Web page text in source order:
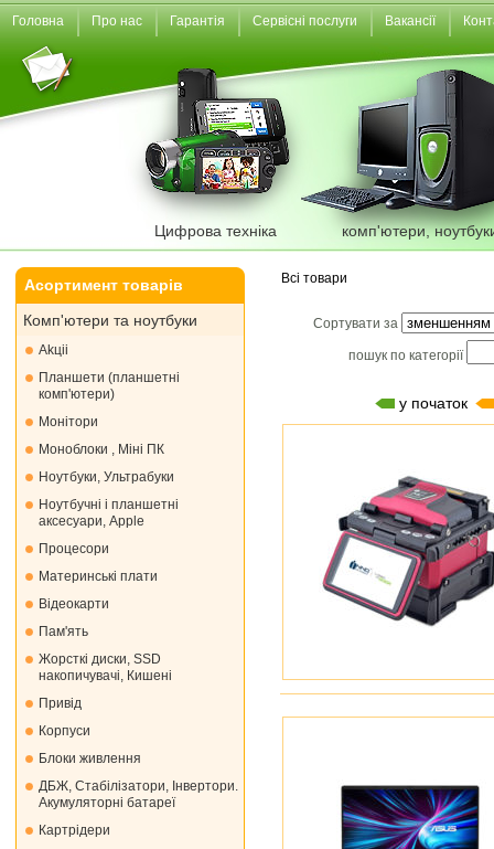
Головна Про нас Гарантія Сервісні послуги Вакансії
Цифрова техніка комп'ютери,
Асортимент товарів
Комп'ютери та ноутбуки
Akціі
Планшети (планшетні
комп'ютери)
Монiтори
Моноблоки , Міні ПК
Ноутбуки, Ультрабуки
Ноутбучні і планшетні
аксесуари, Apple
Процесори
Материнські плати
Відеокарти
Пам'ять
Жорсткі диски, SSD
накопичувачі, Кишені
Привід
Корпуси
Блоки живлення
ДБЖ, Стабілізатори, Інвертори.
Акумуляторні батареї
Картрідери
Всі товари
Сортувати за
пошук по категорії
у початок